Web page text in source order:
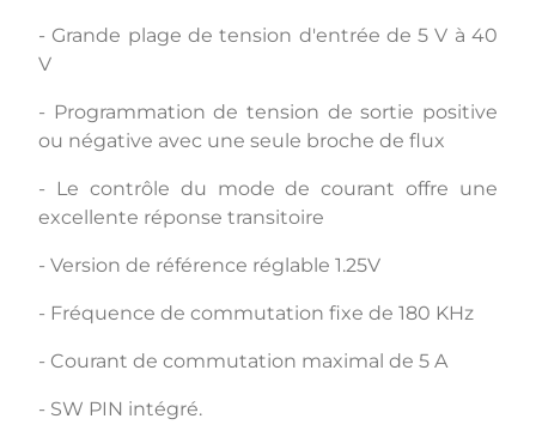
- Grande plage de tension d'entrée de 5 V à 40
V
- Programmation de tension de sortie positive
ou négative avec une seule broche de flux
- Le contrôle du mode de courant offre une
excellente réponse transitoire
- Version de référence réglable 1.25V
- Fréquence de commutation fixe de 180 KHz
- Courant de commutation maximal de 5 A
- SW PIN intégré.